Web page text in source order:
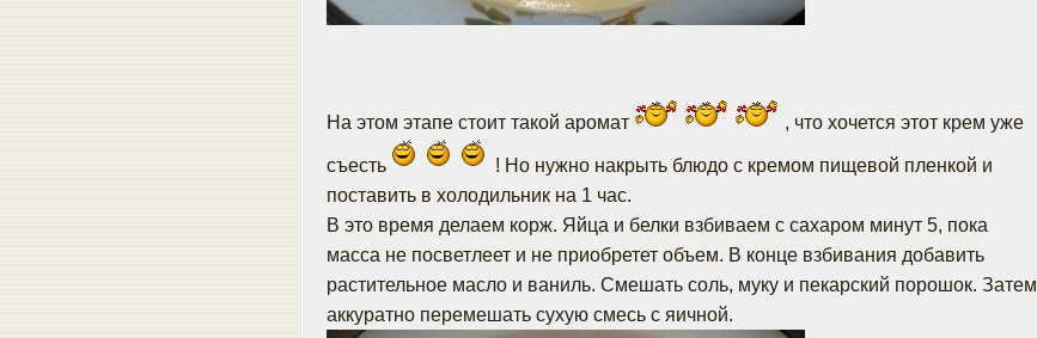
На этом этапе стоит такой аромат , что хочется этот крем уже
съесть
! Но нужно накрыть блюдо с кремом пищевой пленкой и
поставить в холодильник на 1 час.
В это время делаем корж. Яйца и белки взбиваем с сахаром минут 5, пока
масса не посветлеет и не приобретет объем. В конце взбивания добавить
растительное масло и ваниль. Смешать соль, муку и пекарский порошок. Затем
аккуратно перемешать сухую смесь с яичной.